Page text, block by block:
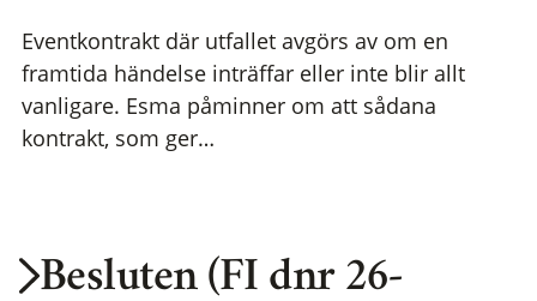
Eventkontrakt där utfallet avgörs av om en
framtida händelse inträffar eller inte blir allt
vanligare. Esma påminner om att sådana
kontrakt, som ger…
Besluten (FI dnr 26-